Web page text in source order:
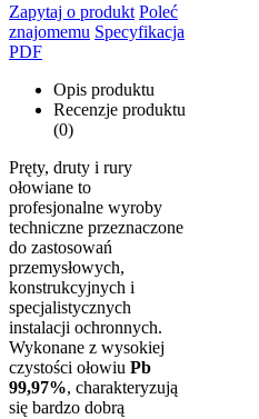
Zapytaj o produkt Poleć
znajomemu Specyfikacja
PDF
Opis produktu
Recenzje produktu
(0)
Pręty, druty i rury
ołowiane to
profesjonalne wyroby
techniczne przeznaczone
do zastosowań
przemysłowych,
konstrukcyjnych i
specjalistycznych
instalacji ochronnych.
Wykonane z wysokiej
czystości ołowiu Pb
99,97%, charakteryzują
się bardzo dobrą